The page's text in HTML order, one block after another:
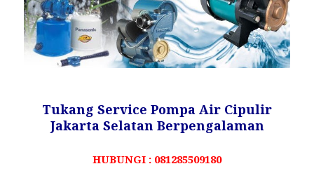
Tukang Service Pompa Air Cipulir
Jakarta Selatan Berpengalaman
HUBUNGI : 081285509180